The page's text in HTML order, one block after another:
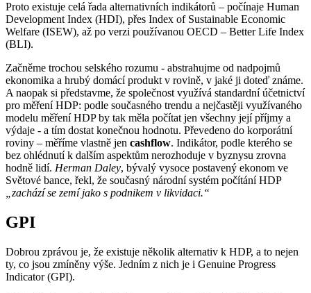
Proto existuje celá řada alternativních indikátorů – počínaje Human
Development Index (HDI), přes Index of Sustainable Economic
Welfare (ISEW), až po verzi používanou OECD – Better Life Index
(BLI).
Začněme trochou selského rozumu - abstrahujme od nadpojmů
ekonomika a hrubý domácí produkt v rovině, v jaké ji doteď známe.
A naopak si představme, že společnost využívá standardní účetnictví
pro měření HDP: podle současného trendu a nejčastěji využívaného
modelu měření HDP by tak měla počítat jen všechny její příjmy a
výdaje - a tím dostat konečnou hodnotu. Převedeno do korporátní
roviny – měříme vlastně jen cashflow. Indikátor, podle kterého se
bez ohlédnutí k dalším aspektům nerozhoduje v byznysu zrovna
hodně lidí. Herman Daley, bývalý vysoce postavený ekonom ve
Světové bance, řekl, že současný národní systém počítání HDP
„zachází se zemí jako s podnikem v likvidaci.“
GPI
Dobrou zprávou je, že existuje několik alternativ k HDP, a to nejen
ty, co jsou zmíněny výše. Jedním z nich je i Genuine Progress
Indicator (GPI).